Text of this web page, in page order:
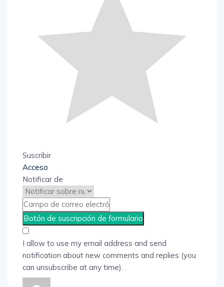
Suscribir
Acceso
Notificar de
I allow to use my email address and send
notification about new comments and replies (you
can unsubscribe at any time).